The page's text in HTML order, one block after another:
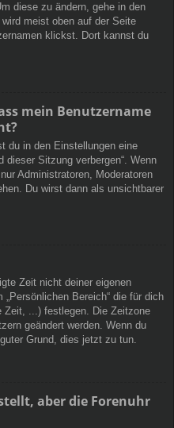
diese zu ändern, gehe in den
meist oben auf der Seite
klickst. Dort kannst du
mein Benutzername
du in den Einstellungen eine
dieser Sitzung verbergen“. Wenn
Administratoren, Moderatoren
Du wirst dann als unsichtbarer
Zeit nicht deiner eigenen
Bereich“ die für dich
Zeit, ...) festlegen. Die Zeitzone
geändert werden. Wenn du
Grund, dies jetzt zu tun.
aber die Forenuhr